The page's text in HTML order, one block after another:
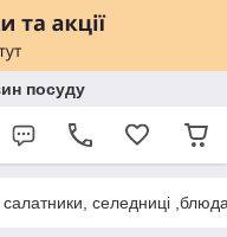
посуду
салатники, селедниці